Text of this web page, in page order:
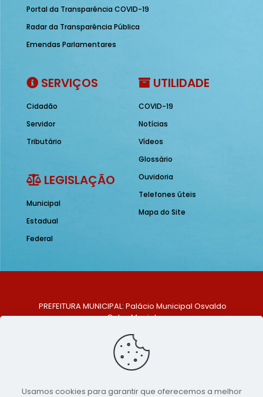
Portal da Transparência COVID-19
Radar da Transparência Pública
Emendas Parlamentares
SERVIÇOS
Cidadão
Servidor
Tributário
LEGISLAÇÃO
Municipal
Estadual
Federal
UTILIDADE
COVID-19
Notícias
Vídeos
Glossário
Ouvidoria
Telefones úteis
Mapa do Site
PREFEITURA MUNICIPAL: Palácio Municipal Osvaldo
Celso Maciel
Centro, São Bento do Una - PE. CEP: 553370-128
TELEFONE: (81) 99548-1569
E-MAIL: ouvidoria@saobentodouna.pe.gov.br
Usamos cookies para garantir que oferecemos a melhor